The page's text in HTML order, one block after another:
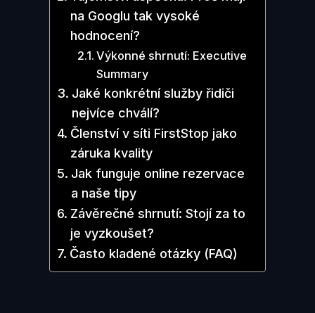
na Googlu tak vysoké
hodnocení?
Výkonné shrnutí: Executive
Summary
Jaké konkrétní služby řidiči
nejvíce chválí?
Členství v síti FirstStop jako
záruka kvality
Jak funguje online rezervace
a naše tipy
Závěrečné shrnutí: Stojí za to
je vyzkoušet?
Často kladené otázky (FAQ)